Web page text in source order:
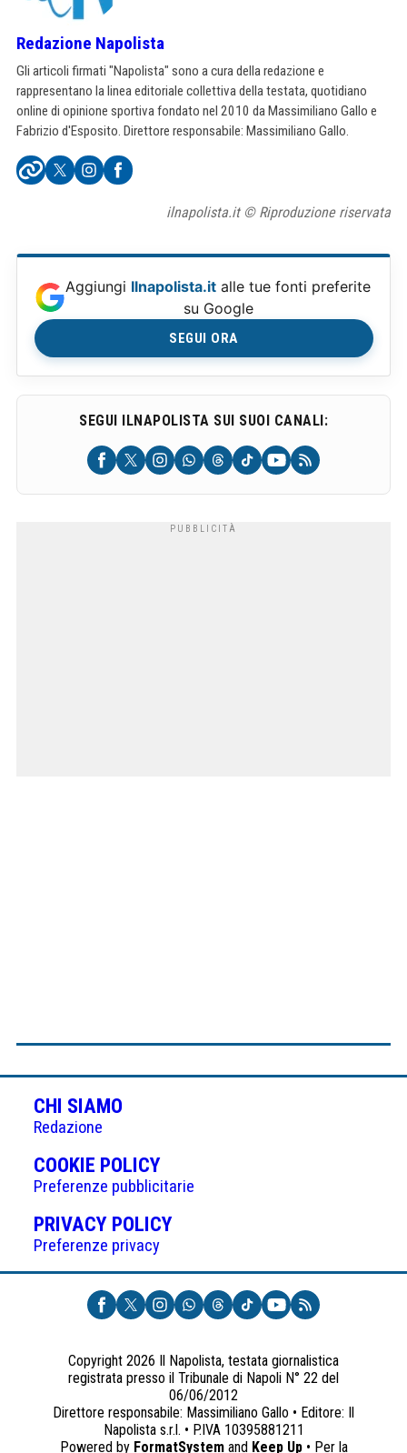
Redazione Napolista
Gli articoli firmati "Napolista" sono a cura della redazione e
rappresentano la linea editoriale collettiva della testata, quotidiano
online di opinione sportiva fondato nel 2010 da Massimiliano Gallo e
Fabrizio d'Esposito. Direttore responsabile: Massimiliano Gallo.
ilnapolista.it © Riproduzione riservata
Aggiungi Ilnapolista.it alle tue fonti preferite
su Google
SEGUI ORA
SEGUI ILNAPOLISTA SUI SUOI CANALI:
CHI SIAMO
Redazione
COOKIE POLICY(APRE
IN
UNA
NUOVA
Preferenze pubblicitarie
PRIVACY POLICY(APRE
UNA
NUOVA
SCHEDA)
Preferenze privacy
Copyright 2026 Il Napolista, testata giornalistica
registrata presso il Tribunale di Napoli N° 22 del
06/06/2012
Direttore responsabile: Massimiliano Gallo • Editore: Il
Napolista s.r.l. • P.IVA 10395881211
Powered by FormatSystemand Keep Up• Per la